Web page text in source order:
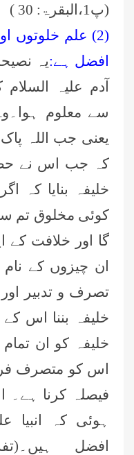
(پ 1،
البقرۃ: 30 )
(
2)
علم خلوتوں
افضل ہے:یہ
آدم علیہ
سے معلوم
یعنی جب اللہ
کہ جب اس نے
خلیفہ بنایا کہ
کوئی مخلوق تم
گا اور خلافت
ان چیزوں کے نام
تصرف و تدبیر
خلیفہ بننا اس
خلیفہ کو ان
اس کو متصرف
فیصلہ کرنا
ہوئی کہ انبیا
افضل